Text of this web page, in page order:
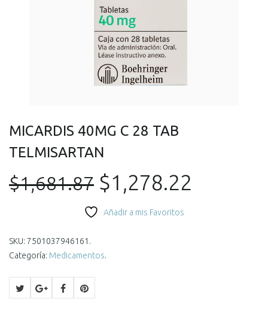
MICARDIS 40MG C 28 TAB
TELMISARTAN
$1,681.87 El
precio
$1,278.22
Añadir a mis Favoritos
SKU: 7501037946161 .
Categoría: Medicamentos.